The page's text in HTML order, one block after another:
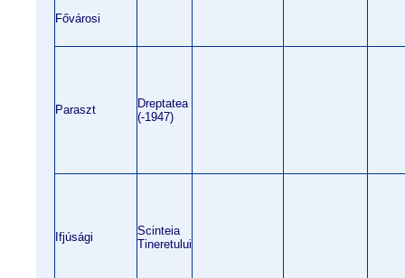
Fővárosi
Paraszt
Dreptatea
(-1947)
Ifjúsági
Scinteia
Tineretului